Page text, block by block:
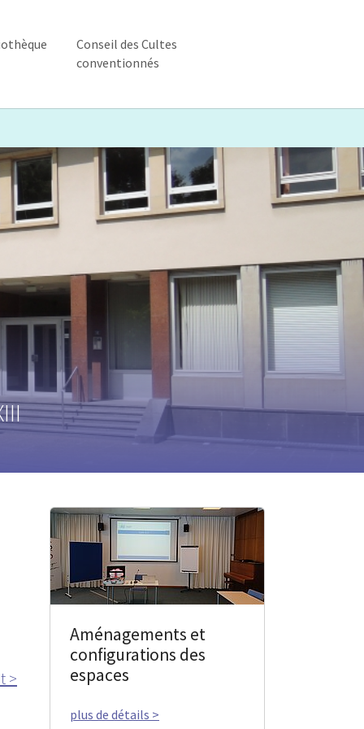
Conseil des Cultes
conventionnés
>
Aménagements et
configurations des
espaces
plus de détails >